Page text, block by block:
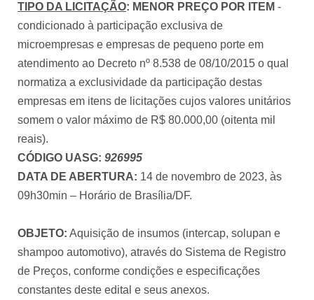
TIPO DA LICITAÇÃO: MENOR PREÇO POR ITEM -
condicionado à participação exclusiva de
microempresas e empresas de pequeno porte em
atendimento ao Decreto nº 8.538 de 08/10/2015 o qual
normatiza a exclusividade da participação destas
empresas em itens de licitações cujos valores unitários
somem o valor máximo de R$ 80.000,00 (oitenta mil
reais).
CÓDIGO UASG: 926995
DATA DE ABERTURA: 14 de novembro de 2023, às
09h30min – Horário de Brasília/DF.
OBJETO: Aquisição de insumos (intercap, solupan e
shampoo automotivo), através do Sistema de Registro
de Preços, conforme condições e especificações
constantes deste edital e seus anexos.